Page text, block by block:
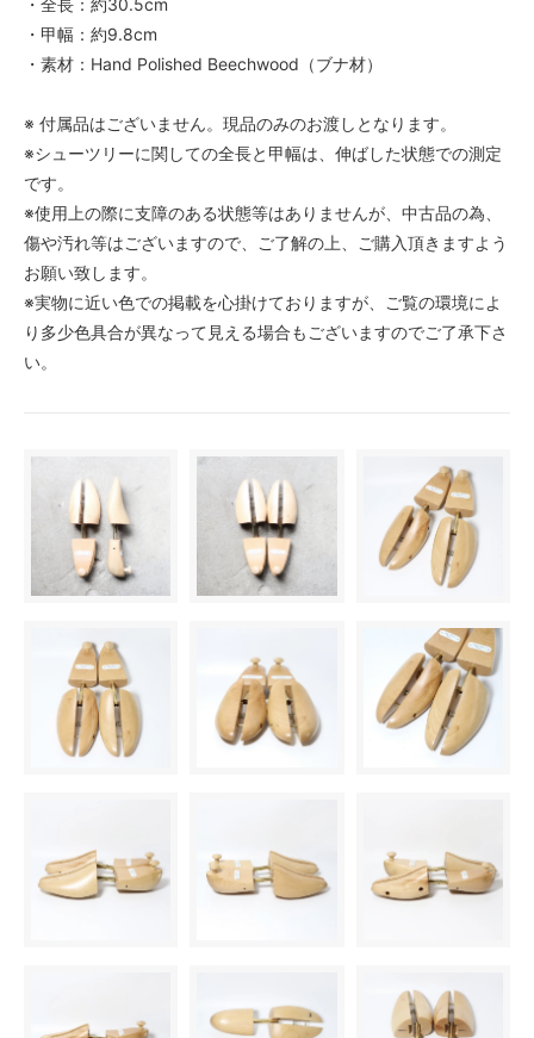
・甲幅：約9.8cm
・素材：Hand Polished Beechwood（ブナ材）
※ 付属品はございません。現品のみのお渡しとなります。
※シューツリーに関しての全長と甲幅は、伸ばした状態での測定
です。
※使用上の際に支障のある状態等はありませんが、中古品の為、
傷や汚れ等はございますので、ご了解の上、ご購入頂きますよう
お願い致します。
※実物に近い色での掲載を心掛けておりますが、ご覧の環境によ
り多少色具合が異なって見える場合もございますのでご了承下さ
い。